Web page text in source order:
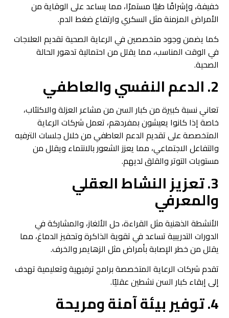
خفيفة، وإشرافًا طبيًا مستمرًا، مما يساعد على الوقاية من
الأمراض المزمنة مثل السكري وارتفاع ضغط الدم.
كما يضمن وجود متخصصين في الرعاية الصحية تقديم العلاجات
في الوقت المناسب، مما يقلل من احتمالية تدهور الحالة
الصحية.
2. الدعم النفسي والعاطفي
تعاني نسبة كبيرة من كبار السن من مشاعر العزلة والاكتئاب،
خاصة إذا كانوا يعيشون بمفردهم، تعمل شركات الرعاية
المتخصصة على تقديم الدعم العاطفي من خلال جلسات الترفيه
والتفاعل الاجتماعي، مما يعزز الشعور بالانتماء ويقلل من
مستويات التوتر والقلق لديهم.
3. تعزيز النشاط العقلي
والمعرفي
الأنشطة الذهنية مثل القراءة، حل الألغاز، والمشاركة في
الدورات التدريبية تساعد في تقوية الذاكرة وتحفيز الدماغ، مما
يقلل من خطر الإصابة بأمراض مثل الزهايمر والخرف.
تقدم شركات الرعاية المتخصصة برامج ترفيهية وتعليمية تهدف
إلى إبقاء كبار السن نشطين عقليًا.
4. توفير بيئة آمنة ومريحة